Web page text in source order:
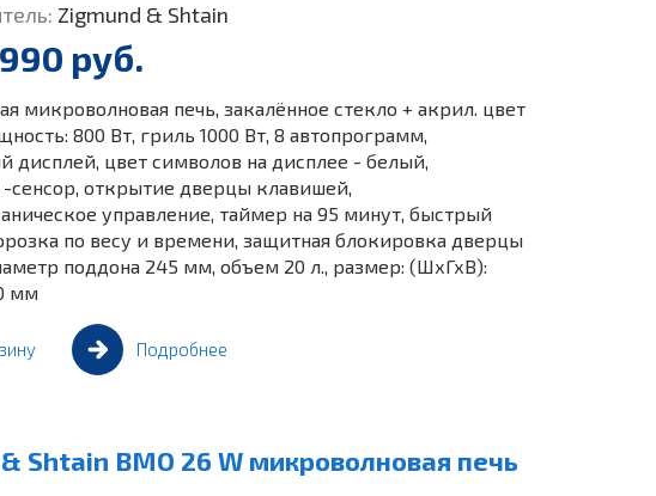
Zigmund & Shtain
руб.
микроволновая печь, закалённое стекло + акрил. цвет
800 Вт, гриль 1000 Вт, 8 автопрограмм,
дисплей, цвет символов на дисплее - белый,
сенсор, открытие дверцы клавишей,
управление, таймер на 95 минут, быстрый
по весу и времени, защитная блокировка дверцы
поддона 245 мм, объем 20 л., размер: (ШхГхВ):
мм
Подробнее
Shtain BMO 26 W микроволновая печь